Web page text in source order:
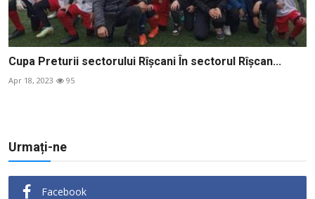
Cupa Preturii sectorului Rîşcani În sectorul Rîșcan...
Apr 18, 2023 95
Urmați-ne
Facebook